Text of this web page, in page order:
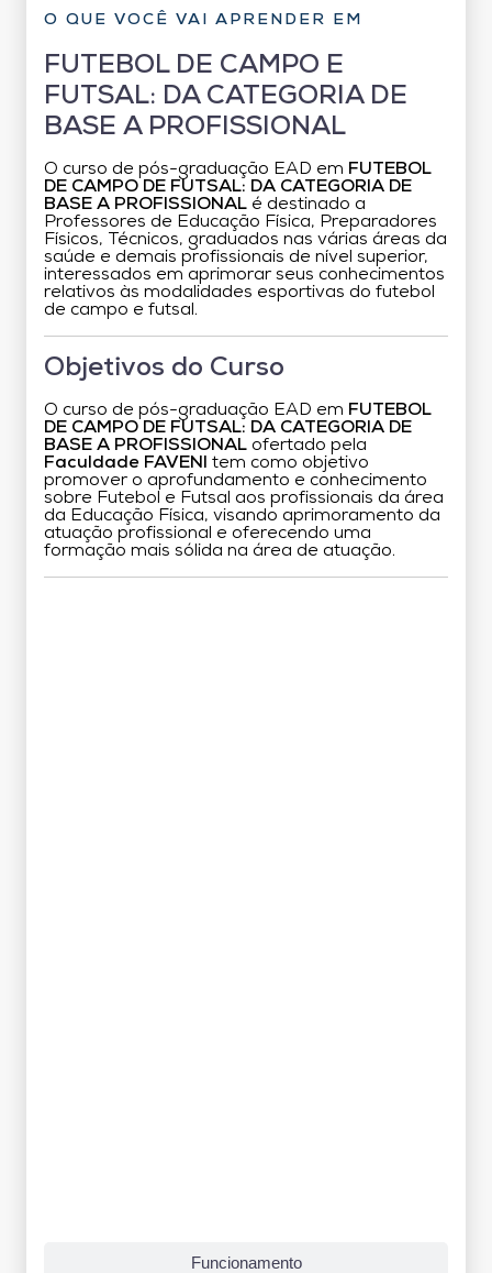
O QUE VOCÊ VAI APRENDER EM
FUTEBOL DE CAMPO E
FUTSAL: DA CATEGORIA DE
BASE A PROFISSIONAL
O curso de pós-graduação EAD em FUTEBOL
DE CAMPO DE FUTSAL: DA CATEGORIA DE
BASE A PROFISSIONAL é destinado a
Professores de Educação Física, Preparadores
Físicos, Técnicos, graduados nas várias áreas da
saúde e demais profissionais de nível superior,
interessados em aprimorar seus conhecimentos
relativos às modalidades esportivas do futebol
de campo e futsal.
Objetivos do Curso
O curso de pós-graduação EAD em FUTEBOL
DE CAMPO DE FUTSAL: DA CATEGORIA DE
BASE A PROFISSIONAL ofertado pela
Faculdade FAVENI
tem como objetivo
promover o aprofundamento e conhecimento
sobre Futebol e Futsal aos profissionais da área
da Educação Física, visando aprimoramento da
atuação profissional e oferecendo uma
formação mais sólida na área de atuação.
Funcionamento